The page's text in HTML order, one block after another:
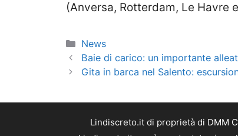
(Anversa, Rotterdam, Le Havre
Categorie
News
Baie di carico: un importante
Gita in barca nel Salento:
Lindiscreto.it di proprietà di DMM